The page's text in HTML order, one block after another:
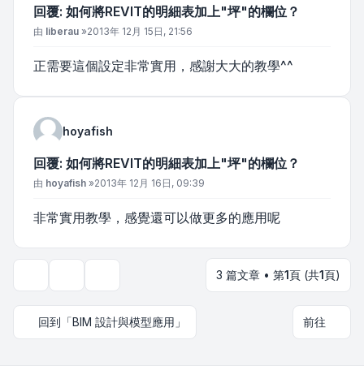
回覆: 如何將REVIT的明細表加上"坪"的欄位？
文章
由 liberau »2013年 12月 15日, 21:56
正需要這個設定非常實用，感謝大大的教學^^
hoyafish
回覆: 如何將REVIT的明細表加上"坪"的欄位？
文章
由 hoyafish »2013年 12月 16日, 09:39
非常實用教學，感覺還可以做更多的應用呢
3 篇文章 • 第1頁 (共1頁)
回到「BIM 設計與模型應用」 前往